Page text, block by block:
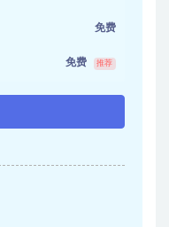
免费
免费 推荐